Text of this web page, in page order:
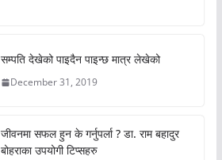
सम्पति देखेको पाइदैन पाइन्छ मात्र लेखेको
December 31, 2019
जीवनमा सफल हुन के गर्नुपर्ला ? डा. राम बहादुर
बोहराका उपयोगी टिप्सहरु